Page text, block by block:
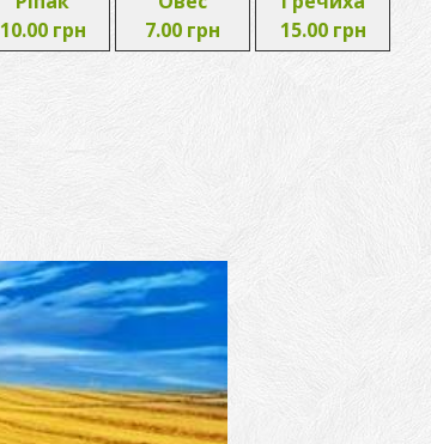
10.00 грн
7.00 грн
15.00 грн